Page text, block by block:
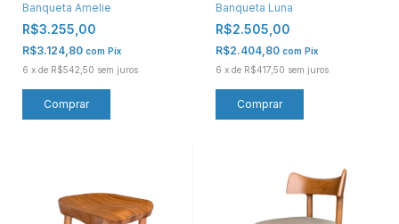
Banqueta Amelie
R$3.255,00
R$3.124,80 com Pix
6 x de R$542,50 sem juros
Comprar
Banqueta Luna
R$2.505,00
R$2.404,80 com Pix
6 x de R$417,50 sem juros
Comprar